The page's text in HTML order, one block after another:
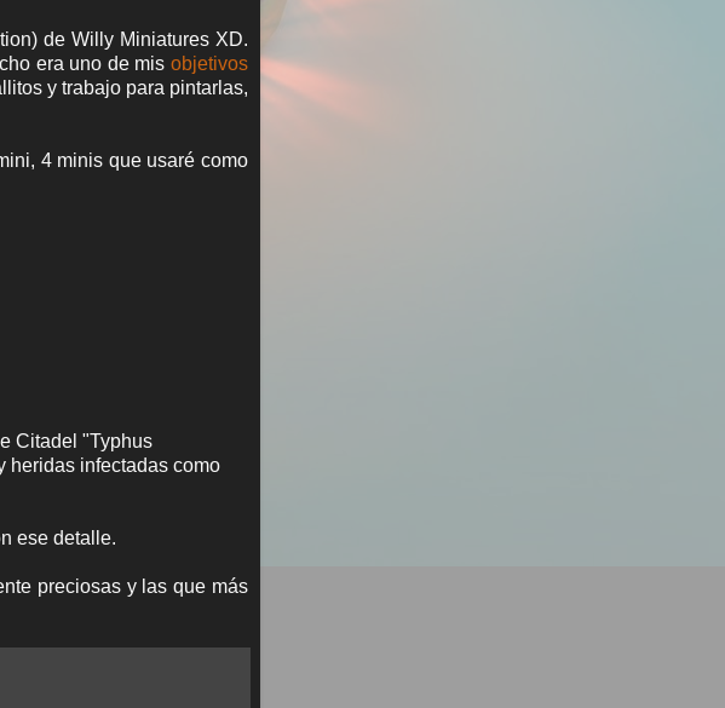
de Willy Miniatures XD.
era uno de mis objetivos
y trabajo para pintarlas,
4 minis que usaré como
Citadel "Typhus
heridas infectadas como
ese detalle.
preciosas y las que más